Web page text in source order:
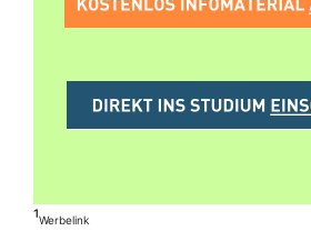
¹Werbelink